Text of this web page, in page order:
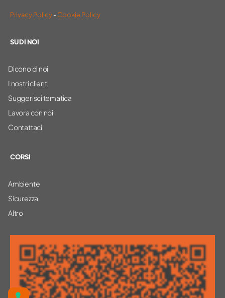
Privacy Policy-Cookie Policy
SU DI NOI
Dicono di noi
I nostri clienti
Suggerisci tematica
Lavora con noi
Contattaci
CORSI
Ambiente
Sicurezza
Altro